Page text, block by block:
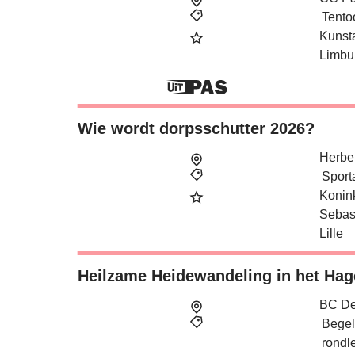
Wie wordt dorpsschutter 2026?
Wie wordt dorpsschutter 2026?
Lille
zondag 9 augustus 2026 21.00 uur
Heilzame Heidewandeling in het
Heilzame Heidewandeling in het
BC
zondag 9 augustus 2026 17.00 uur